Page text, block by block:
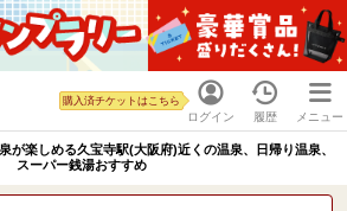
ログイン
購入済チケットはこちら
履歴 メニュー
が楽しめる久宝寺駅(大阪府)近くの温泉、日帰り温泉、
スーパー銭湯おすすめ